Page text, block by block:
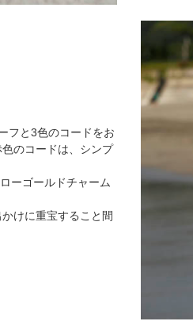
フと3色のコードをお
のコードは、シンプ
ーゴールドチャーム
けに重宝すること間